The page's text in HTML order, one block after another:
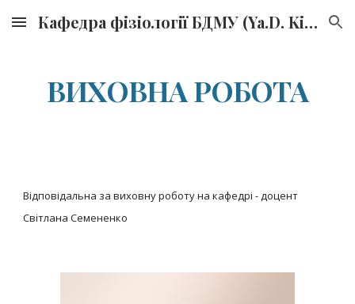
Skip to main content Skip to navigation
Кафедра фізіології БДМУ (Ya.D. Kirshenblat Department of Physiology, BSMU)
ВИХОВНА РОБОТА
Відповідальна за виховну роботу на кафедрі - доцент
Світлана Семененко